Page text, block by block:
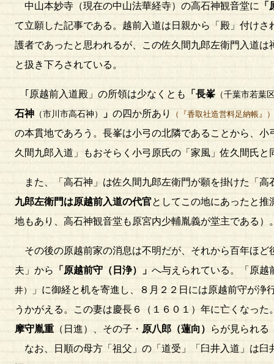
中山本妙寺（現在の中山法華経寺）の高石神観音堂に
て立願した記事である。越前入道は日親から「殿」付け
護者であったと思われるが、この佐久間九郎左衛門入道
と扱き下ろされている。
｢原越前入道殿」の所領は少なくとも 「長峯 （千葉市若葉
石神 （市川市高石神） 」 の四か所あり （『香取社造営料足納帳』）
の本貫地であろう。長峯は小弓の北隣であることから、
久間九郎入道」もおそらく小弓原氏の「家風」佐久間氏と
また、「高石神」は佐久間九郎左衛門が願を掛けた「
九郎左衛門は原越前入道の代官としてこの地にあったと
地もあり、高石神観音堂も原宮内少輔胤義が堂主である）
その後の原越前家の消息は不明だが、それから百年ほ
夫」から
「原越前守（日浄）」 へ与えられている。「原越
井）
」に御経と机を寄進し、８月２２日には原越前守が
うかがえる。この妻は慶長６（１６０１）年に亡くなった
摩守胤重 （日進）、その子・ 原八郎（蓮向） らが見られる
なお、日順の母方「祖父」の「道受」「臼井入道」は